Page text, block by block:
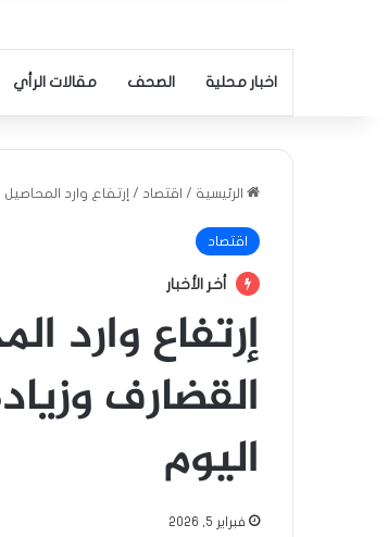
اخبار محلية الصحف مقالات الرأي
الرئيسية / اقتصاد / إرتفاع وارد
اقتصاد
أخر الأخبار
إرتفاع وارد
القضارف
اليوم
فبراير 5, 2026